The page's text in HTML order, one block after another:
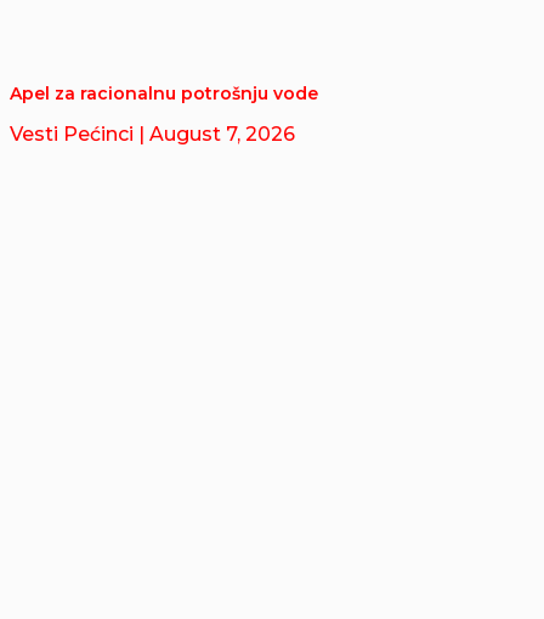
Apel za racionalnu potrošnju vode
Vesti Pećinci | August 7, 2026